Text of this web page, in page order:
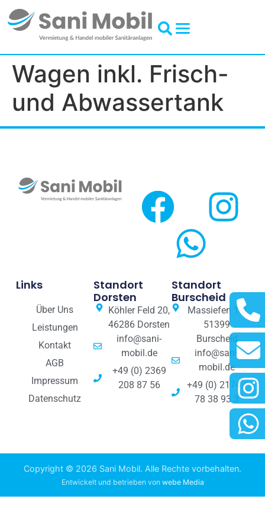
springen
Wagen inkl. Frisch-
und Abwassertank
Links
Über Uns
Leistungen
Kontakt
AGB
Impressum
Datenschutz
Standort
Dorsten
Köhler Feld 20,
46286 Dorsten
info@sani-
mobil.de
+49 (0) 2369
208 87 56
Standort
Burscheid
Massiefen 1-5
51399
Burscheid
info@sani-
mobil.de
+49 (0) 2174 /
78 38 93 3
Copyright © 2026 Sani Mobil. Alle Rechte vorbehalten.
Entwickelt und betrieben von webe Media